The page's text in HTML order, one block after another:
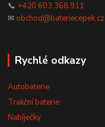
📞 +420 603 368 911
✉ obchod@bateriecepek.cz
Rychlé odkazy
Autobaterie
Trakční baterie
Nabíječky